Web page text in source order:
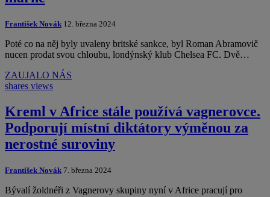
František Novák 12. března 2024
Poté co na něj byly uvaleny britské sankce, byl Roman Abramovič
nucen prodat svou chloubu, londýnský klub Chelsea FC. Dvě…
ZAUJALO NÁS
shares views
Kreml v Africe stále používá vagnerovce.
Podporují místní diktátory výměnou za
nerostné suroviny
František Novák 7. března 2024
Bývalí žoldnéři z Vagnerovy skupiny nyní v Africe pracují pro